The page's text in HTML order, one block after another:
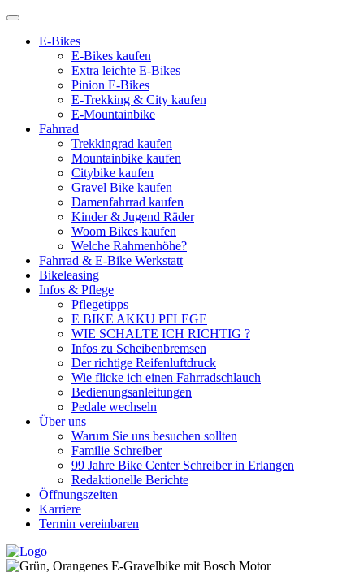
E-Bikes
E-Bikes kaufen
Extra leichte E-Bikes
Pinion E-Bikes
E-Trekking & City kaufen
E-Mountainbike
Fahrrad
Trekkingrad kaufen
Mountainbike kaufen
Citybike kaufen
Gravel Bike kaufen
Damenfahrrad kaufen
Kinder & Jugend Räder
Woom Bikes kaufen
Welche Rahmenhöhe?
Fahrrad & E-Bike Werkstatt
Bikeleasing
Infos & Pflege
Pflegetipps
E BIKE AKKU PFLEGE
WIE SCHALTE ICH RICHTIG ?
Infos zu Scheibenbremsen
Der richtige Reifenluftdruck
Wie flicke ich einen Fahrradschlauch
Bedienungsanleitungen
Pedale wechseln
Über uns
Warum Sie uns besuchen sollten
Familie Schreiber
99 Jahre Bike Center Schreiber in Erlangen
Redaktionelle Berichte
Öffnungszeiten
Karriere
Termin vereinbaren